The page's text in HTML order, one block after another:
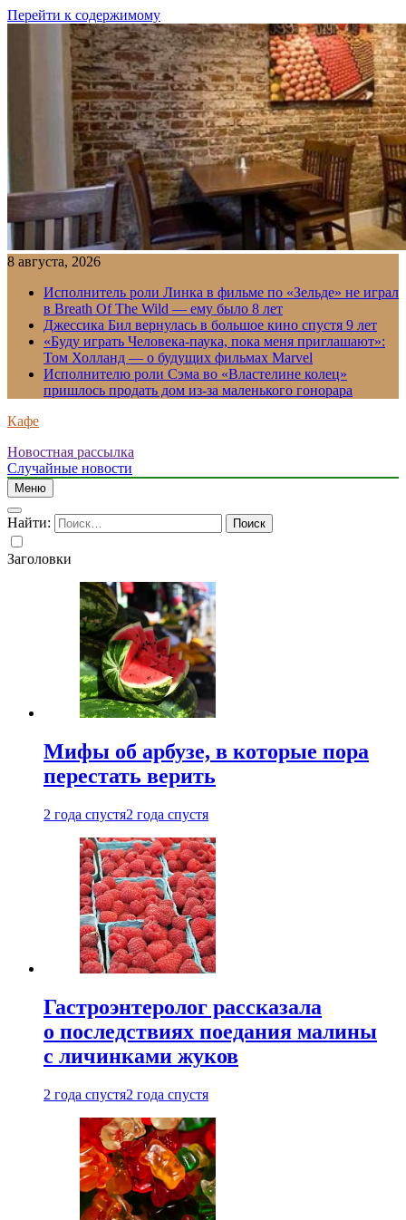
Перейти к содержимому
8 августа, 2026
Исполнитель роли Линка в фильме по «Зельде» не играл
в Breath Of The Wild — ему было 8 лет
Джессика Бил вернулась в большое кино спустя 9 лет
«Буду играть Человека-паука, пока меня приглашают»:
Том Холланд — о будущих фильмах Marvel
Исполнителю роли Сэма во «Властелине колец»
пришлось продать дом из-за маленького гонорара
Кафе
Новостная рассылка
Случайные новости
Меню
Найти:
Заголовки
Мифы об арбузе, в которые пора
перестать верить
2 года спустя2 года спустя
Гастроэнтеролог рассказала
о последствиях поедания малины
с личинками жуков
2 года спустя2 года спустя